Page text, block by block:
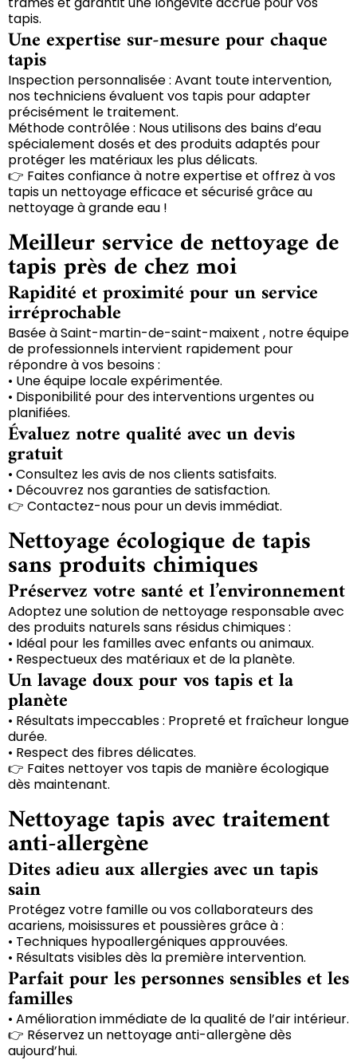
tapis.
Une expertise sur-mesure pour chaque
tapis
Inspection personnalisée : Avant toute intervention,
nos techniciens évaluent vos tapis pour adapter
précisément le traitement.
Méthode contrôlée : Nous utilisons des bains d’eau
spécialement dosés et des produits adaptés pour
protéger les matériaux les plus délicats.
👉 Faites confiance à notre expertise et offrez à vos
tapis un nettoyage efficace et sécurisé grâce au
nettoyage à grande eau !
Meilleur service de nettoyage de
tapis près de chez moi
Rapidité et proximité pour un service
irréprochable
Basée à Saint-martin-de-saint-maixent , notre équipe
de professionnels intervient rapidement pour
répondre à vos besoins :
• Une équipe locale expérimentée.
• Disponibilité pour des interventions urgentes ou
planifiées.
Évaluez notre qualité avec un devis
gratuit
• Consultez les avis de nos clients satisfaits.
• Découvrez nos garanties de satisfaction.
👉 Contactez-nous pour un devis immédiat.
Nettoyage écologique de tapis
sans produits chimiques
Préservez votre santé et l’environnement
Adoptez une solution de nettoyage responsable avec
des produits naturels sans résidus chimiques :
• Idéal pour les familles avec enfants ou animaux.
• Respectueux des matériaux et de la planète.
Un lavage doux pour vos tapis et la
planète
• Résultats impeccables : Propreté et fraîcheur longue
durée.
• Respect des fibres délicates.
👉 Faites nettoyer vos tapis de manière écologique
dès maintenant.
Nettoyage tapis avec traitement
anti-allergène
Dites adieu aux allergies avec un tapis
sain
Protégez votre famille ou vos collaborateurs des
acariens, moisissures et poussières grâce à :
• Techniques hypoallergéniques approuvées.
• Résultats visibles dès la première intervention.
Parfait pour les personnes sensibles et les
familles
• Amélioration immédiate de la qualité de l’air intérieur.
👉 Réservez un nettoyage anti-allergène dès
aujourd’hui.